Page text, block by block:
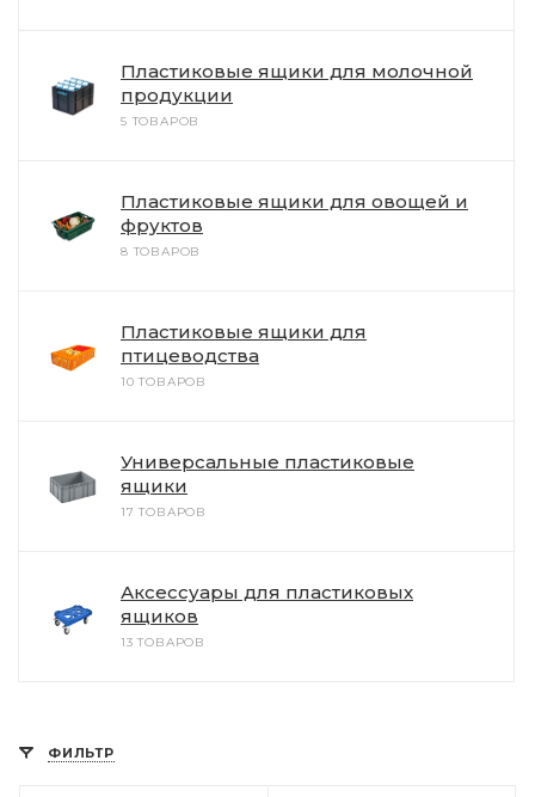
Пластиковые ящики для молочной
продукции
5 ТОВАРОВ
Пластиковые ящики для овощей и
фруктов
8 ТОВАРОВ
Пластиковые ящики для
птицеводства
10 ТОВАРОВ
Универсальные пластиковые
ящики
17 ТОВАРОВ
Аксессуары для пластиковых
ящиков
13 ТОВАРОВ
ФИЛЬТР